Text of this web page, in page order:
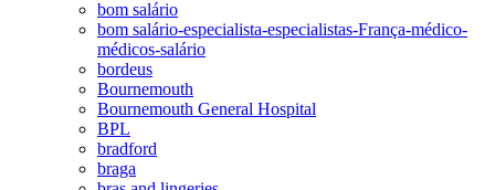
bom salário
bom salário-especialista-especialistas-França-médico-
médicos-salário
bordeus
Bournemouth
Bournemouth General Hospital
BPL
bradford
braga